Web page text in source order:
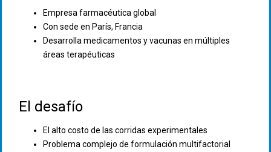
Empresa farmacéutica global
Con sede en París, Francia
Desarrolla medicamentos y vacunas en múltiples
áreas terapéuticas
El desafío
El alto costo de las corridas experimentales
Problema complejo de formulación multifactorial